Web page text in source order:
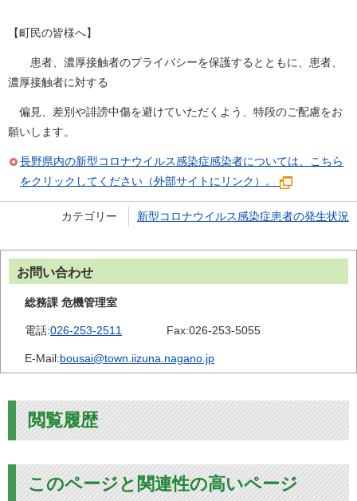
【町民の皆様へ】
患者、濃厚接触者のプライバシーを保護するとともに、患者、
濃厚接触者に対する
偏見、差別や誹謗中傷を避けていただくよう、特段のご配慮をお
願いします。
長野県内の新型コロナウイルス感染症感染者については、こちら
をクリックしてください（外部サイトにリンク）。
カテゴリー 新型コロナウイルス感染症患者の発生状況
お問い合わせ
総務課 危機管理室
電話:026-253-2511 Fax:026-253-5055
E-Mail:bousai@town.iizuna.nagano.jp
閲覧履歴
このページと関連性の高いページ